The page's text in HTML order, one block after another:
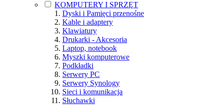
KOMPUTERY I SPRZĘT
Dyski i Pamięci przenośne
Kable i adaptery
Klawiatury
Drukarki - Akcesoria
Laptop, notebook
Myszki komputerowe
Podkładki
Serwery PC
Serwery Synology
Sieci i komunikacja
Słuchawki